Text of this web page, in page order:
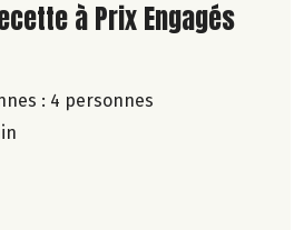
à Prix Engagés
: 4 personnes